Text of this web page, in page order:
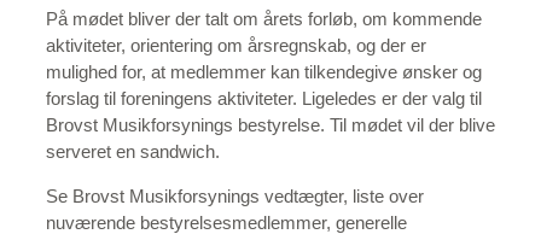
På mødet bliver der talt om årets forløb, om kommende
aktiviteter, orientering om årsregnskab, og der er
mulighed for, at medlemmer kan tilkendegive ønsker og
forslag til foreningens aktiviteter. Ligeledes er der valg til
Brovst Musikforsynings bestyrelse. Til mødet vil der blive
serveret en sandwich.
Se Brovst Musikforsynings vedtægter, liste over
nuværende bestyrelsesmedlemmer, generelle